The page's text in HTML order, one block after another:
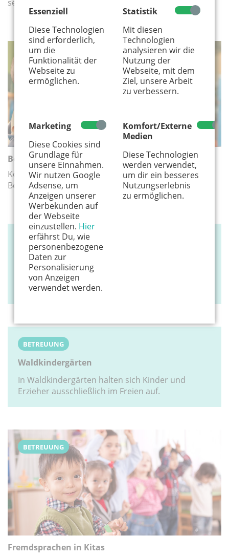
Essenziell
Diese Technologien
sind erforderlich,
um die
Funktionalität der
Webseite zu
ermöglichen.
Statistik
Mit diesen
Technologien
analysieren wir die
Nutzung der
Webseite, mit dem
Ziel, unsere Arbeit
zu verbessern.
Marketing
Diese Cookies sind
Grundlage für
unsere Einnahmen.
Wir nutzen Google
Adsense, um
Anzeigen unserer
Werbekunden auf
der Webseite
einzustellen. Hier
erfährst Du, wie
personenbezogene
Daten zur
Personalisierung
von Anzeigen
verwendet werden.
Komfort/Externe
Medien
Diese Technologien
werden verwendet,
um dir ein besseres
Nutzungserlebnis
zu ermöglichen.
sexuelle Übergriffe durch Kinder im Vorschulalter an.
BETREUUNG
Betreuungsnotfälle in der Tagespflege
Köln arbeitet an einem Vertretungssystem für
Betreuungsnotfälle in der Tagespflege.
BETREUUNG
Besuch im Waldkindergarten
Hier können Kinder fernab vom Großstadttrubel
ganz ursprünglich spielen
BETREUUNG
Waldkindergärten
In Waldkindergärten halten sich Kinder und
Erzieher ausschließlich im Freien auf.
BETREUUNG
Fremdsprachen in Kitas